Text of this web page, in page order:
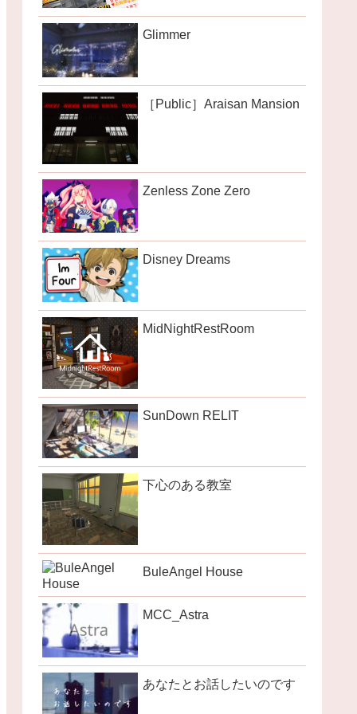
Glimmer
［Public］Araisan Mansion
Zenless Zone Zero
Disney Dreams
MidNightRestRoom
SunDown RELIT
下心のある教室
BuleAngel House
MCC_Astra
あなたとお話したいのです